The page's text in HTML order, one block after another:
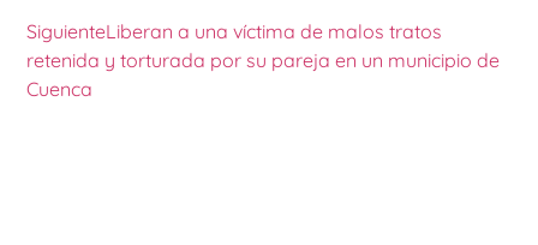
SiguienteLiberan a una víctima de malos tratos
retenida y torturada por su pareja en un municipio de
Cuenca